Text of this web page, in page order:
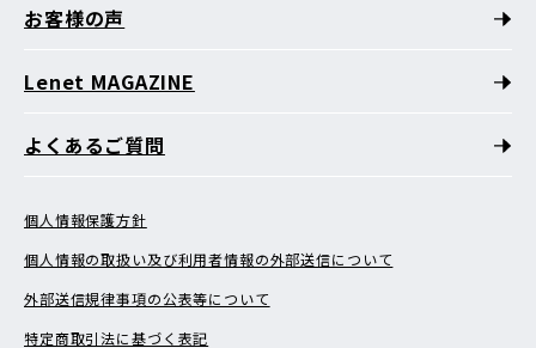
お客様の声
Lenet MAGAZINE
よくあるご質問
個人情報保護方針
個人情報の取扱い及び利用者情報の外部送信について
外部送信規律事項の公表等について
特定商取引法に基づく表記